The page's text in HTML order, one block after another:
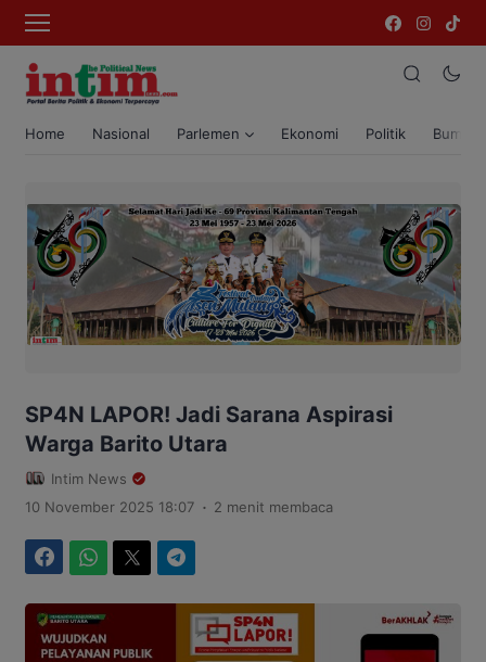
Home Nasional Parlemen Ekonomi Politik Bumi
SP4N LAPOR! Jadi Sarana Aspirasi
Warga Barito Utara
Intim News
10 November 2025 18:07 . 2 menit membaca